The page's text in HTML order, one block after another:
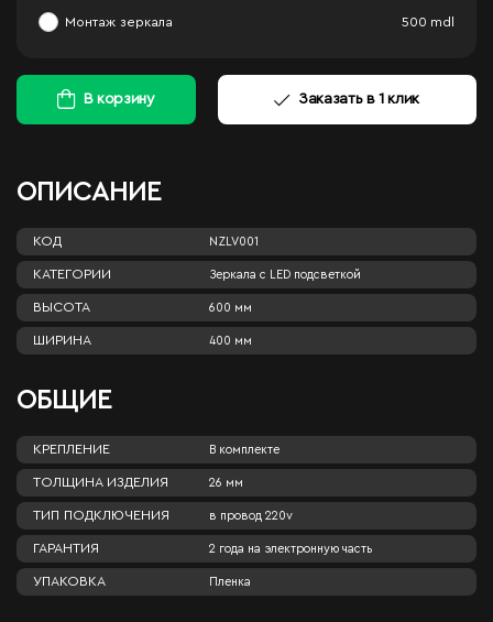
Монтаж зеркала 500 mdl
В корзину Заказать в 1 клик
ОПИСАНИЕ
КОД NZLV001
КАТЕГОРИИ Зеркала c LED подсветкой
ВЫСОТА 600 мм
ШИРИНА 400 мм
ОБЩИЕ
КРЕПЛЕНИЕ В комплекте
ТОЛЩИНА ИЗДЕЛИЯ 26 мм
ТИП ПОДКЛЮЧЕНИЯ в провод 220v
ГАРАНТИЯ 2 года на электронную часть
УПАКОВКА Пленка